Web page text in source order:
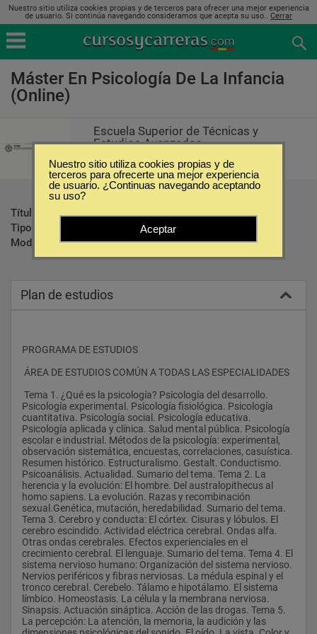
Nuestro sitio utiliza cookies propias y de terceros para ofrecer una mejor experiencia
de usuario. Si continúa navegando consideramos que acepta su uso.. Cerrar
Máster En Psicología De La Infancia
(Online)
Escuela Superior de Técnicas y
Estudios Avanzados
Título ofrecido:
Diploma
Tipo:
Modalidad:
Online
Plan de estudios
PROGRAMA DE ESTUDIOS
ÁREA DE ESTUDIOS COMÚN A TODAS LAS ESPECIALIDADES
Psicología experimental. Psicología fisiológica. Psicología
cuantitativa. Psicología social. Psicología educativa.
Psicología aplicada y clínica. Salud mental pública. Psicología
escolar e industrial. Métodos de la psicología: experimental,
observación sistemática, encuestas, correlaciones, casuística.
Resumen histórico. Estructuralismo. Gestalt. Conductismo.
Psicoanálisis. Actualidad. Sumario del tema. Tema 2. La
herencia y la evolución: El hombre. Del australopithecus al
homo sapiens. La evolución. Razas y recombinación
sexual.Genética, mutación, heredabilidad. Sumario del tema.
Tema 3. Cerebro y conducta: El córtex. Cisuras y lóbulos. El
cerebro escindido. Actividad eléctrica cerebral. Ondas alfa.
Otras ondas cerebrales. Efectos experienciales en el
crecimiento cerebral. El lenguaje. Sumario del tema. Tema 4. El
sistema nervioso humano: Organización del sistema nervioso.
Nervios periféricos y fibras nerviosas. La médula espinal y el
tronco cerebral. Cerebelo. Tálamo e hipotálamo. El sistema
límbico. Homeostasis. La célula y la membrana nerviosa.
Sinapsis. Actuación sináptica. Acción de las drogas. Tema 5.
La percepción: La atención, la memoria, la audición y las
Nuestro sitio utiliza cookies propias y de
terceros para ofrecerte una mejor experiencia
de usuario. ¿Continuas navegando aceptando
su uso?
Aceptar